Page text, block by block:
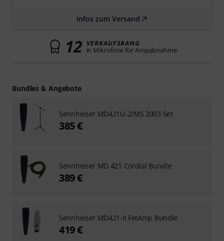
Infos zum Versand
12 VERKAUFSRANG
in Mikrofone für Ampabnahme
Bundles & Angebote
Sennheiser MD421U-2/MS 2003 Set
385 €
Sennheiser MD 421 Cordial Bundle
389 €
Sennheiser MD421-II FetAmp Bundle
419 €